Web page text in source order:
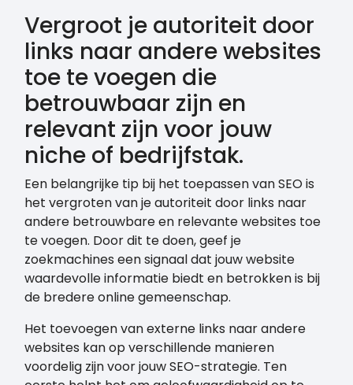
Vergroot je autoriteit door
links naar andere websites
toe te voegen die
betrouwbaar zijn en
relevant zijn voor jouw
niche of bedrijfstak.
Een belangrijke tip bij het toepassen van SEO is
het vergroten van je autoriteit door links naar
andere betrouwbare en relevante websites toe
te voegen. Door dit te doen, geef je
zoekmachines een signaal dat jouw website
waardevolle informatie biedt en betrokken is bij
de bredere online gemeenschap.
Het toevoegen van externe links naar andere
websites kan op verschillende manieren
voordelig zijn voor jouw SEO-strategie. Ten